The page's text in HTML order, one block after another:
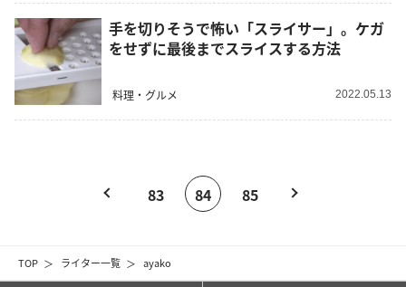
TOP ライター一覧 ayako
手を切りそうで怖い「スライサー」。ケガ
をせずに最後までスライスする方法
料理・グルメ 2022.05.13
83 84 85